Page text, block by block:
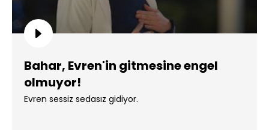
Bahar, Evren'in gitmesine engel
olmuyor!
Evren sessiz sedasız gidiyor.